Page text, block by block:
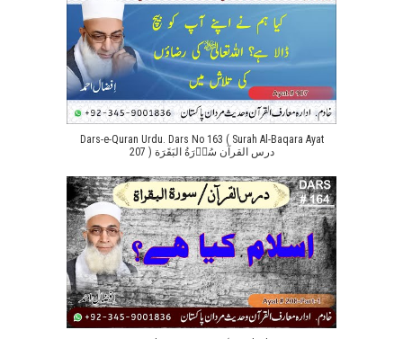
Dars-e-Quran Urdu. Dars No 163 ( Surah Al-Baqara Ayat
207 ) درس القرآن سُوۡرَةُ البَقَرَة